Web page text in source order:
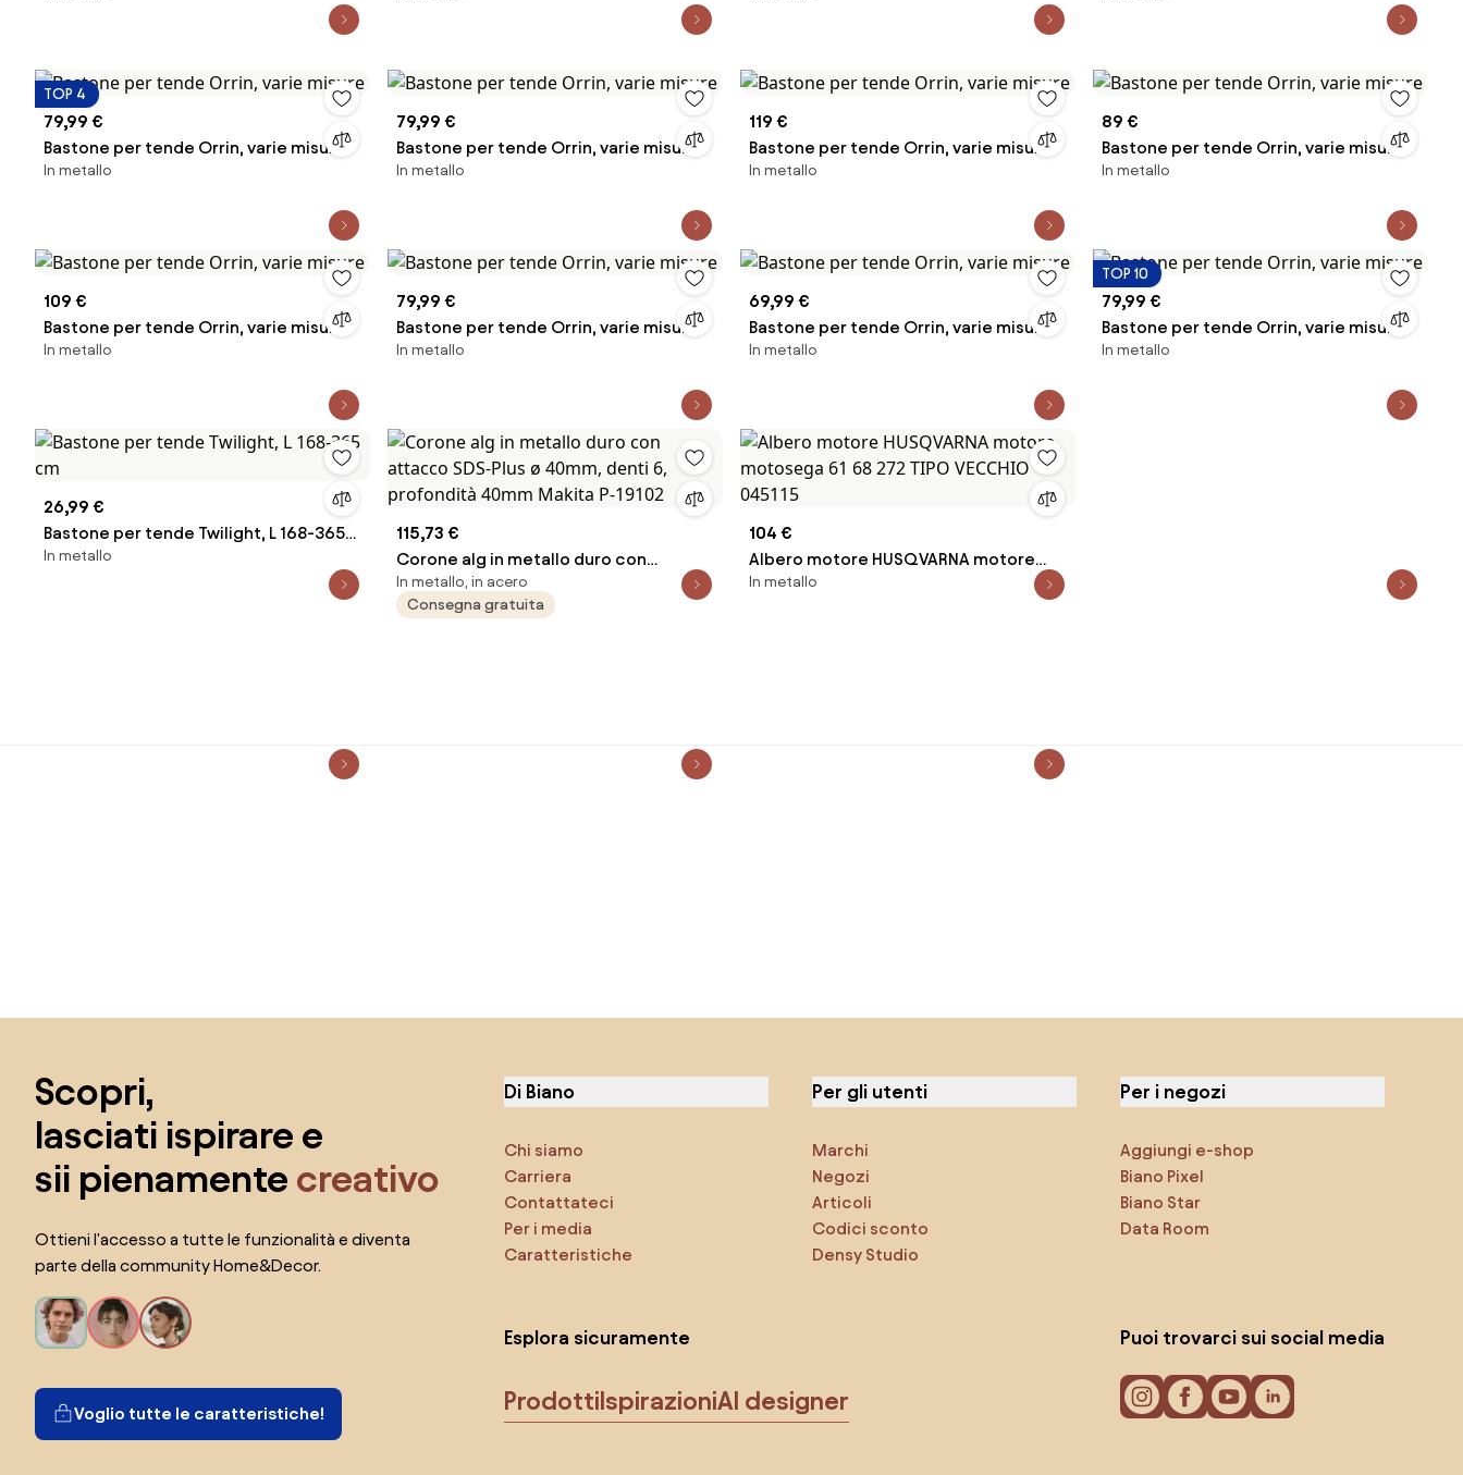
TOP 4
79,99 €
Bastone per tende Orrin, varie misure
In metallo
79,99 €
Bastone per tende Orrin, varie misure
In metallo
119 €
Bastone per tende Orrin, varie misure
In metallo
89 €
Bastone per tende Orrin, varie misure
In metallo
109 €
Bastone per tende Orrin, varie misure
In metallo
79,99 €
Bastone per tende Orrin, varie misure
In metallo
69,99 €
Bastone per tende Orrin, varie misure
In metallo
TOP 10
79,99 €
Bastone per tende Orrin, varie misure
In metallo
26,99 €
Bastone per tende Twilight, L 168-365
cm
In metallo
115,73 €
Corone alg in metallo duro con
attacco SDS-Plus ø 40mm, denti 6,
profondità 40mm Makita P-19102
In metallo, in acero
Consegna gratuita
104 €
Albero motore HUSQVARNA motore
motosega 61 68 272 TIPO VECCHIO
In metallo
Scopri,
lasciati ispirare e
sii pienamente creativo
Ottieni l'accesso a tutte le funzionalità e diventa
parte della community Home&Decor.
Voglio tutte le caratteristiche!
Di Biano
Chi siamo
Carriera
Contattateci
Per i media
Caratteristiche
Per gli utenti
Marchi
Negozi
Articoli
Codici sconto
Densy Studio
Per i negozi
Aggiungi e-shop
Biano Pixel
Biano Star
Data Room
Esplora sicuramente
ProdottiIspirazioniAI designer
Puoi trovarci sui social media